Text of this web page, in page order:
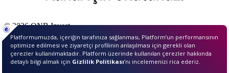
© 2026 QNB Invest,
QNBiştirakidir.